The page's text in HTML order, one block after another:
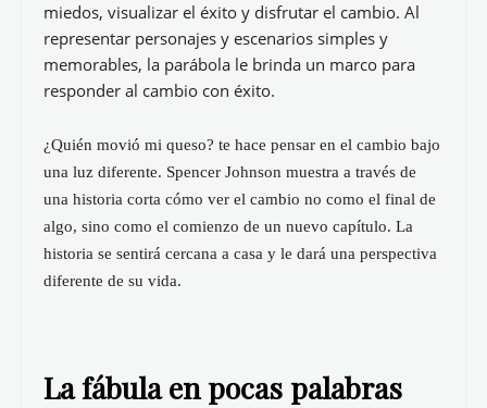
miedos, visualizar el éxito y disfrutar el cambio. Al
representar personajes y escenarios simples y
memorables, la parábola le brinda un marco para
responder al cambio con éxito.
¿Quién movió mi queso? te hace pensar en el cambio bajo
una luz diferente. Spencer Johnson muestra a través de
una historia corta cómo ver el cambio no como el final de
algo, sino como el comienzo de un nuevo capítulo. La
historia se sentirá cercana a casa y le dará una perspectiva
diferente de su vida.
La fábula en pocas palabras